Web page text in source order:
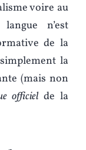
voire au
n’est
de la
la
(mais non
officiel de la